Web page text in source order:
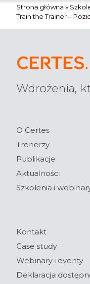
Strona główna »
Train the Trainer –
Wdrożenia,
O Certes
Trenerzy
Publikacje
Aktualności
Szkolenia i
Kontakt
Case study
Webinary i eventy
Deklaracja